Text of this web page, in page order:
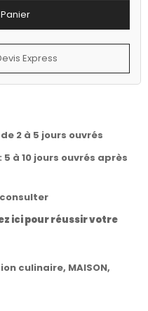
Express
2 à 5 jours ouvrés
à 10 jours ouvrés après
ici pour réussir votre
culinaire, MAISON,